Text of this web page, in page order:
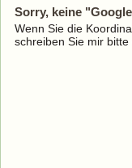
Sorry, keine
Wenn Sie die
schreiben Sie mir bitte